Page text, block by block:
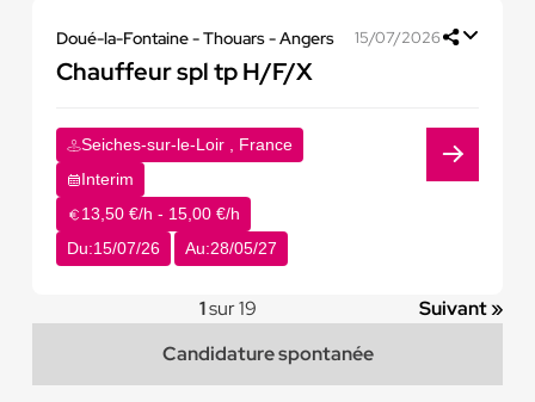
Doué-la-Fontaine - Thouars - Angers 15/07/2026
Chauffeur spl tp H/F/X
Seiches-sur-le-Loir , France
Interim
13,50 €/h - 15,00 €/h
Du:15/07/26 Au:28/05/27
1sur 19
Suivant »
Candidature spontanée